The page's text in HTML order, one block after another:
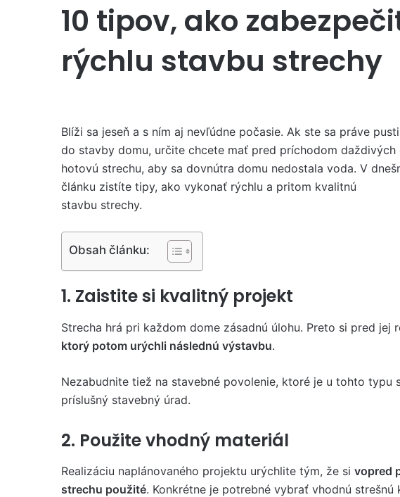
10 tipov, ako
rýchlu stavbu strechy
Blíži sa jeseň a s ním aj nevľúdne počasie. Ak ste sa práve
do stavby domu, určite chcete mať pred príchodom daždivých
hotovú strechu, aby sa dovnútra domu nedostala voda. V
článku zistíte tipy, ako vykonať rýchlu a pritom kvalitnú
stavbu strechy.
Obsah článku:
1. Zaistite si kvalitný projekt
Strecha hrá pri každom dome zásadnú úlohu. Preto si pred jej
ktorý potom urýchli následnú výstavbu.
Nezabudnite tiež na stavebné povolenie, ktoré je u tohto typu
príslušný stavebný úrad.
2. Použite vhodný materiál
Realizáciu naplánovaného projektu urýchlite tým, že si vopred
strechu použité. Konkrétne je potrebné vybrať vhodnú